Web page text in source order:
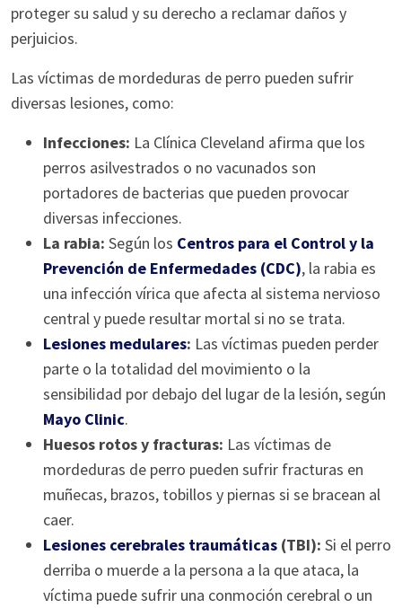
proteger su salud y su derecho a reclamar daños y
perjuicios.
Las víctimas de mordeduras de perro pueden sufrir
diversas lesiones, como:
Infecciones: La Clínica Cleveland afirma que los
perros asilvestrados o no vacunados son
portadores de bacterias que pueden provocar
diversas infecciones.
La rabia: Según los Centros para el Control y la
Prevención de Enfermedades (CDC), la rabia es
una infección vírica que afecta al sistema nervioso
central y puede resultar mortal si no se trata.
Lesiones medulares: Las víctimas pueden perder
parte o la totalidad del movimiento o la
sensibilidad por debajo del lugar de la lesión, según
Mayo Clinic.
Huesos rotos y fracturas: Las víctimas de
mordeduras de perro pueden sufrir fracturas en
muñecas, brazos, tobillos y piernas si se bracean al
caer.
Lesiones cerebrales traumáticas (TBI): Si el perro
derriba o muerde a la persona a la que ataca, la
víctima puede sufrir una conmoción cerebral o un